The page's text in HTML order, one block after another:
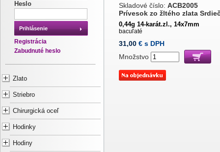
Heslo
Prihlásenie
Registrácia
Zabudnuté heslo
Zlato
Striebro
Chirurgická oceľ
Hodinky
Hodiny
Skladové číslo: ACB2005
Prívesok zo žltého zlata
0,44g 14-karát.zl., 14x7mm
bacuľaté
31,00 € s DPH
Množstvo